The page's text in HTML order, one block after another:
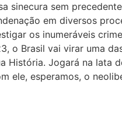
sinecura sem
em diversos
os inumeráveis
o Brasil vai virar uma
História. Jogará na lata
ele, esperamos, o